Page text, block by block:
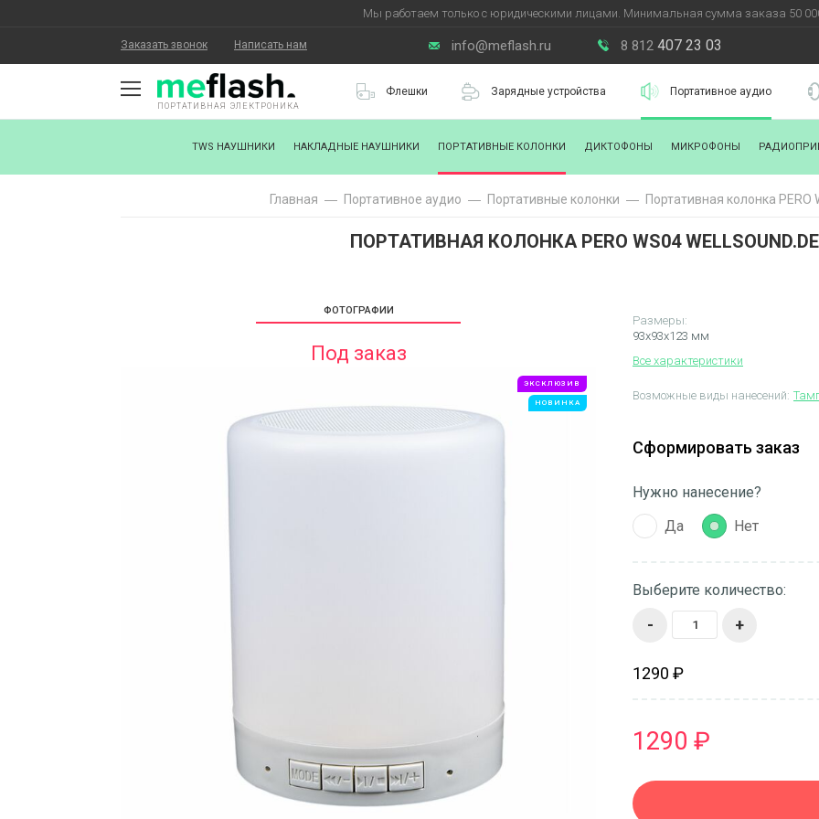
Мы работаем только с юридическими лицами. Минимальная сумма заказа 50
Заказать звонок Написать нам info@meflash.ru 8 812407 23 03
КАК КУПИТЬ
ПОРТАТИВНАЯ ЭЛЕКТРОНИКА
Флешки Зарядные устройства Портативное аудио
TWS НАУШНИКИ НАКЛАДНЫЕ НАУШНИКИ ПОРТАТИВНЫЕ КОЛОНКИ ДИКТОФОНЫ МИКРОФОНЫ
Главная Портативное аудио Портативные колонки Портативная колонка
ПОРТАТИВНАЯ КОЛОНКА PERO WS04
ФОТОГРАФИИ
Под заказ
ЭКСКЛЮЗИВ
НОВИНКА
Размеры:
93х93х123 мм
Все характеристики
Возможные виды нанесений:
Сформировать заказ
Нужно нанесение?
Да
Нет
Выберите количество:
- +
1290 ₽
1290 ₽